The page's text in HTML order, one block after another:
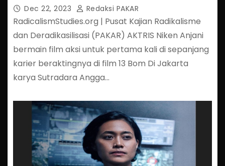
Dec 22, 2023 Redaksi PAKAR
RadicalismStudies.org | Pusat Kajian Radikalisme
dan Deradikasilisasi (PAKAR) AKTRIS Niken Anjani
bermain film aksi untuk pertama kali di sepanjang
karier beraktingnya di film 13 Bom Di Jakarta
karya Sutradara Angga…